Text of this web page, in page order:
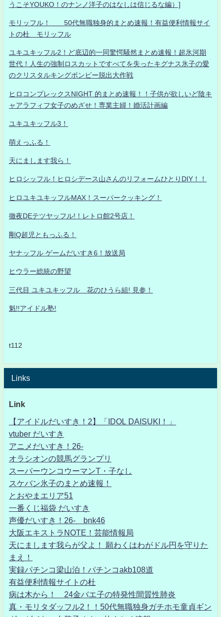
うこそYOUKO！のナンノ洋子のはなしは信じるな編）]
モリッフル！ 50代無職独身的まとめ速報！有益便利情報サイ
トの杜 モリッフル
ユキユキッフル2！ど底辺的一同驚愕騒然まとめ速報！超氷河期
世代！人生の強制ロスカットですべてを失ったキグナス氷子の愛
のクリスタルキングボンビー脱出大作戦
ヒロコンプレックスNIGHT 的まとめ速報！！子供が欲しいど陰キ
ャアラフィフ女子のめざせ！専業主婦！婚活計画編
ユキユキッフル3！
萌えっふる！
天にまします我ら！
ヒロシッフル！ヒロシデース山さんのリフォームひとりDIY！！
ヒロユキユキッフルMAX！スーパークッキング！
徹夜DEテツヤッフル!！レトロ館2号店！
剛Q超児ともっふる！
ヤナッフル ゲームだいすき6！放送局
ヒウラー総統の野望
三代目 ユキユキッフル 花のひうら組! 見参！
魁!!アイドル塾!
t112
Links
Link
【アイドルだいすき！2】「IDOL DAISUKI！」
vtuber だいすき
アニメだいすき！26-
オラシオンの競馬グランプリ
スーパーウンコウーマンT・子なし
スケバン氷子のまとめ速報！
とおやまエリア51
一番くじ福袋 だいすき
声優だいすき！26- bnk46
大阪エキストラNOTE！芸能情報局
天にまします我らが父よ！ 願わくはわがドル円を守りた
まえ！
実録パチンコ梁山泊！パチンコakb108道
有益便利情報サイトの杜
病は木から！ 24金バエ子の特発性間質性肺炎
真・モリタダッフル2！！50代無職独身ガチホモ童貞ギン